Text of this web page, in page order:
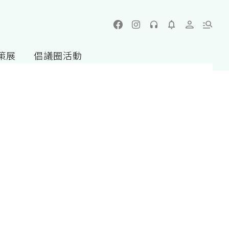
展 倡議圈活動